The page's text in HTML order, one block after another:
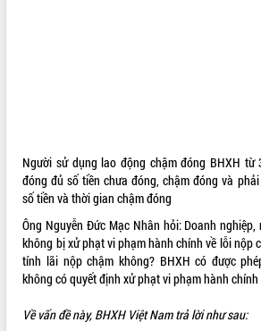
QUẢNG CÁO
Người sử dụng lao động chậm đóng BHXH
đóng đủ số tiền chưa đóng, chậm đóng và
số tiền và thời gian chậm đóng
Ông Nguyễn Đức Mạc Nhân hỏi: Doanh
không bị xử phạt vi phạm hành chính về lỗi nộp
tính lãi nộp chậm không? BHXH có được
không có quyết định xử phạt vi phạm hành
Về vấn đề này, BHXH Việt Nam trả lời như sau: